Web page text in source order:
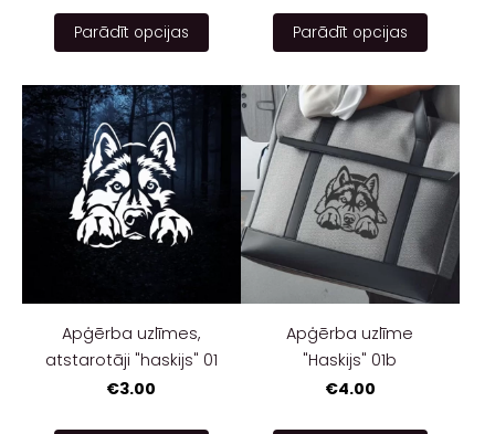
Parādīt opcijas Parādīt opcijas
Apģērba uzlīmes,
atstarotāji "haskijs" 01
€3.00
Apģērba uzlīme
"Haskijs" 01b
€4.00